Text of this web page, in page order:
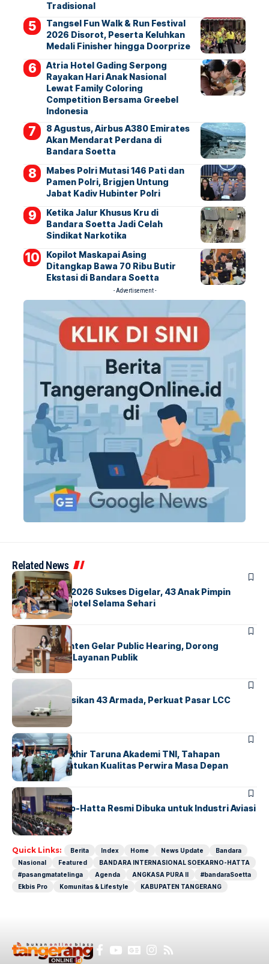
Tradisional
Tangsel Fun Walk & Run Festival
2026 Disorot, Peserta Keluhkan
Medali Finisher hingga Doorprize
Atria Hotel Gading Serpong
Rayakan Hari Anak Nasional
Lewat Family Coloring
Competition Bersama Greebel
Indonesia
8 Agustus, Airbus A380 Emirates
Akan Mendarat Perdana di
Bandara Soetta
Mabes Polri Mutasi 146 Pati dan
Pamen Polri, Brigjen Untung
Jabat Kadiv Hubinter Polri
Ketika Jalur Khusus Kru di
Bandara Soetta Jadi Celah
Sindikat Narkotika
Kopilot Maskapai Asing
Ditangkap Bawa 70 Ribu Butir
Ekstasi di Bandara Soetta
- Advertisement -
Related News
BERITAINDEX
GM For A Day 2026 Sukses Digelar, 43 Anak Pimpin
Operasional Hotel Selama Sehari
BANDARA BERITA
Karantina Banten Gelar Public Hearing, Dorong
Transparansi Layanan Publik
BANDARA
Citilink Operasikan 43 Armada, Perkuat Pasar LCC
Nasional
BERITA
Sidang Pantukhir Taruna Akademi TNI, Tahapan
Strategis Tentukan Kualitas Perwira Masa Depan
BANDARA BERITA
IALC Soekarno-Hatta Resmi Dibuka untuk Industri Aviasi
Dunia
Quick Links: Berita Index Home News Update
Bandara
Nasional
Featured
BANDARA INTERNASIONAL SOEKARNO-HATTA
#pasangmatatelinga
Agenda ANGKASA PURA II
#bandaraSoetta
Ekbis Pro
Komunitas & Lifestyle KABUPATEN TANGERANG